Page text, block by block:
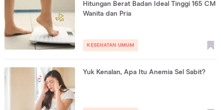
Hitungan Berat Badan Ideal Tinggi 165 CM
Wanita dan Pria
KESEHATAN UMUM
Yuk Kenalan, Apa Itu Anemia Sel Sabit?